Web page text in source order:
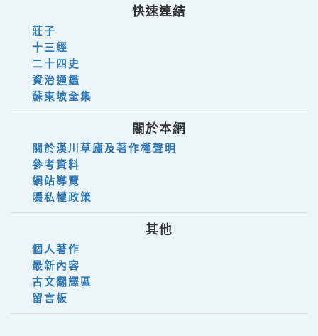
快速連結
莊子
十三經
二十四史
資治通鑑
蘇東坡全集
關於本網
關於漢川草廬及著作權聲明
參考資料
網站導覽
隱私權政策
其他
個人著作
最新內容
古文翻譯區
留言板